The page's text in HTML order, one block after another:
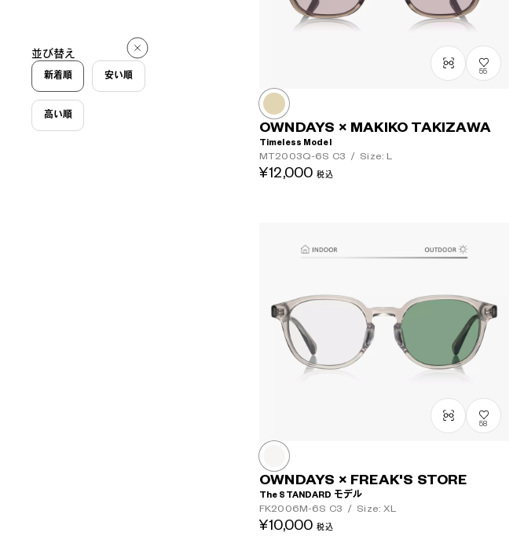
並び替え
新着順 安い順
高い順
55
OWNDAYS × MAKIKO TAKIZAWA
Timeless Model
MT2003Q-6S C3 / Size: L
¥12,000 税込
58
OWNDAYS × FREAK'S STORE
The STANDARD モデル
FK2006M-6S C3 / Size: XL
¥10,000 税込